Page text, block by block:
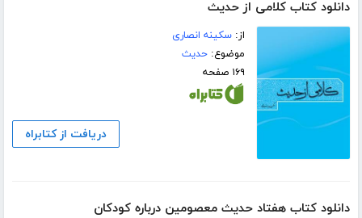
دانلود کتاب کلامی از حدیث
از:سکینه انصاری
موضوع:حدیث
۱۶۹ صفحه
دریافت از کتابراه
دانلود کتاب هفتاد حدیث معصومین درباره کودکان